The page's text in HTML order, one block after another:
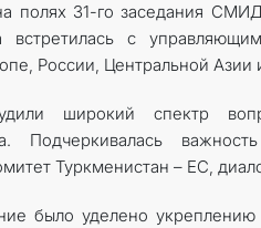
полях 31-го заседания
встретилась с
России, Центральной
широкий спектр
Подчеркивалась
Туркменистан – ЕС,
было уделено